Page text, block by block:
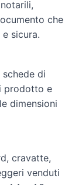
che
sicura.
di
prodotto e
dimensioni
cravatte,
venduti